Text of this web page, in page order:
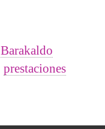
Barakaldo
prestaciones